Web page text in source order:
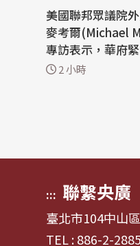
美國聯邦眾議院
麥考爾(Michael
專訪表示，華府
認真程度，台灣
2 小時
::: 聯繫央廣
臺北市104中山
TEL : 886-2-